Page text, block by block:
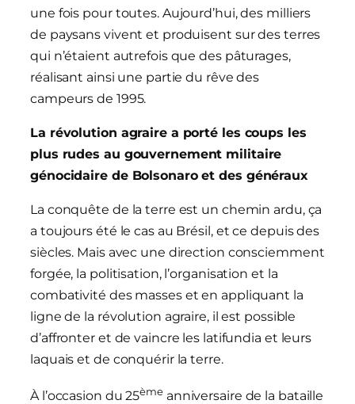
une fois pour toutes. Aujourd’hui, des milliers
de paysans vivent et produisent sur des terres
qui n’étaient autrefois que des pâturages,
réalisant ainsi une partie du rêve des
campeurs de 1995.
La révolution agraire a porté les coups les
plus rudes au gouvernement militaire
génocidaire de Bolsonaro et des généraux
La conquête de la terre est un chemin ardu, ça
a toujours été le cas au Brésil, et ce depuis des
siècles. Mais avec une direction consciemment
forgée, la politisation, l’organisation et la
combativité des masses et en appliquant la
ligne de la révolution agraire, il est possible
d’affronter et de vaincre les latifundia et leurs
laquais et de conquérir la terre.
À l’occasion du 25èmeanniversaire de la bataille